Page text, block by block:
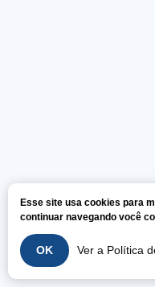
Esse site usa cookies para
continuar navegando você
OK Ver a Política